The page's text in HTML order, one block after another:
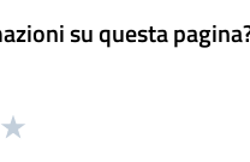
su questa